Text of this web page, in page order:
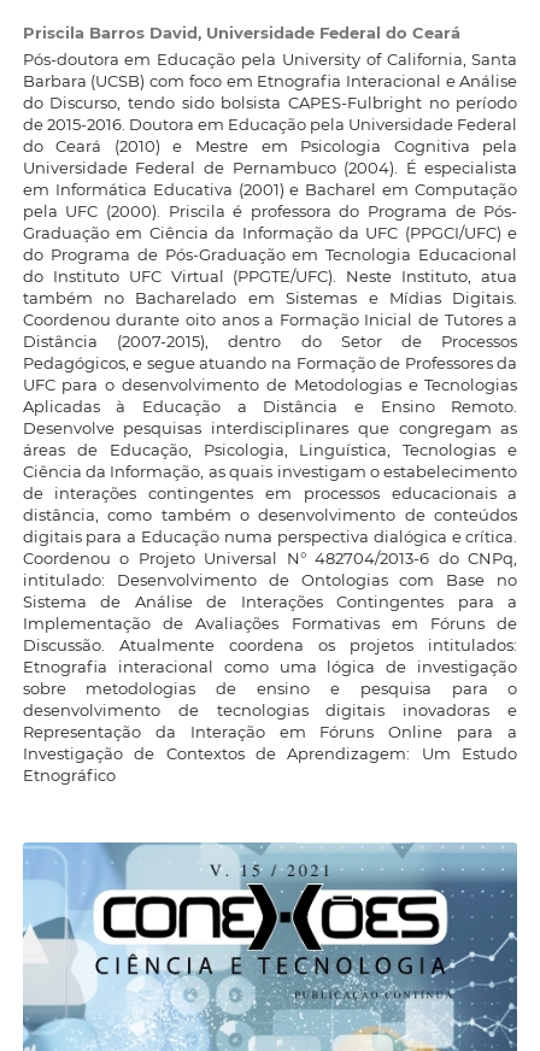
Priscila Barros David, Universidade Federal do Ceará
Pós-doutora em Educação pela University of California, Santa
Barbara (UCSB) com foco em Etnografia Interacional e Análise
do Discurso, tendo sido bolsista CAPES-Fulbright no período
de 2015-2016. Doutora em Educação pela Universidade Federal
do Ceará (2010) e Mestre em Psicologia Cognitiva pela
Universidade Federal de Pernambuco (2004). É especialista
em Informática Educativa (2001) e Bacharel em Computação
pela UFC (2000). Priscila é professora do Programa de Pós-
Graduação em Ciência da Informação da UFC (PPGCI/UFC) e
do Programa de Pós-Graduação em Tecnologia Educacional
do Instituto UFC Virtual (PPGTE/UFC). Neste Instituto, atua
também no Bacharelado em Sistemas e Mídias Digitais.
Coordenou durante oito anos a Formação Inicial de Tutores a
Distância (2007-2015), dentro do Setor de Processos
Pedagógicos, e segue atuando na Formação de Professores da
UFC para o desenvolvimento de Metodologias e Tecnologias
Aplicadas à Educação a Distância e Ensino Remoto.
Desenvolve pesquisas interdisciplinares que congregam as
áreas de Educação, Psicologia, Linguística, Tecnologias e
Ciência da Informação, as quais investigam o estabelecimento
de interações contingentes em processos educacionais a
distância, como também o desenvolvimento de conteúdos
digitais para a Educação numa perspectiva dialógica e crítica.
Coordenou o Projeto Universal N° 482704/2013-6 do CNPq,
intitulado: Desenvolvimento de Ontologias com Base no
Sistema de Análise de Interações Contingentes para a
Implementação de Avaliações Formativas em Fóruns de
Discussão. Atualmente coordena os projetos intitulados:
Etnografia interacional como uma lógica de investigação
sobre metodologias de ensino e pesquisa para o
desenvolvimento de tecnologias digitais inovadoras e
Representação da Interação em Fóruns Online para a
Investigação de Contextos de Aprendizagem: Um Estudo
Etnográfico